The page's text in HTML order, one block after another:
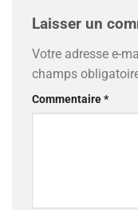
Laisser un
Votre adresse e-
champs
Commentaire*